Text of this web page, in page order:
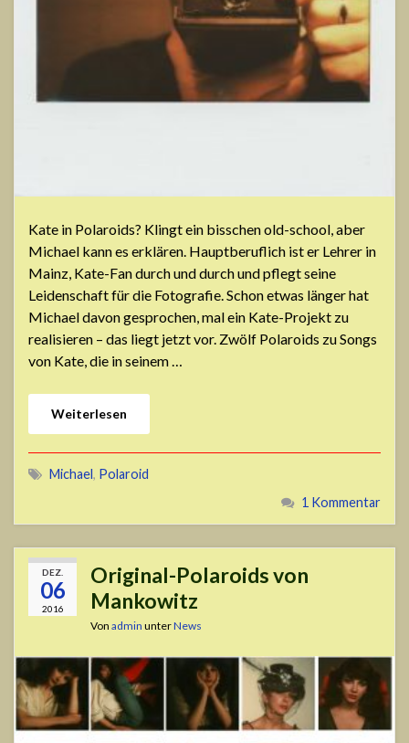
Kate in Polaroids? Klingt ein bisschen old-school, aber
Michael kann es erklären. Hauptberuflich ist er Lehrer in
Mainz, Kate-Fan durch und durch und pflegt seine
Leidenschaft für die Fotografie. Schon etwas länger hat
Michael davon gesprochen, mal ein Kate-Projekt zu
realisieren – das liegt jetzt vor. Zwölf Polaroids zu Songs
von Kate, die in seinem …
Weiterlesen
Michael, Polaroid
1 Kommentar
DEZ.
06
2016
Original-Polaroids von
Mankowitz
Von admin unterNews